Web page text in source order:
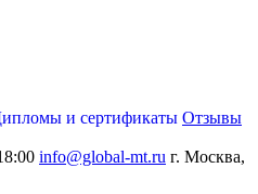
и сертификаты Отзывы
info@global-mt.ru г. Москва,